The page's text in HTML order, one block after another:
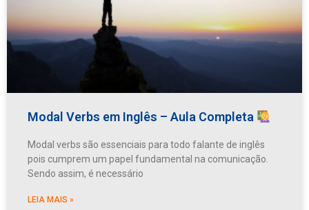
Modal Verbs em Inglês – Aula Completa
Modal verbs são essenciais para todo falante de inglês
pois cumprem um papel fundamental na comunicação.
Sendo assim, é necessário
LEIA MAIS »